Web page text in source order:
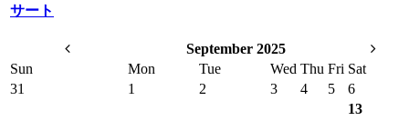
サート
September 2025
Sun
Mon Tue Wed Thu Fri Sat
31
1 2 3 4 5 6
13